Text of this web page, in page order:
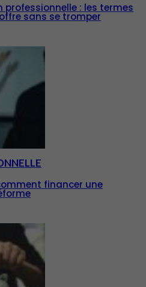
: les termes
sans se tromper
financer une